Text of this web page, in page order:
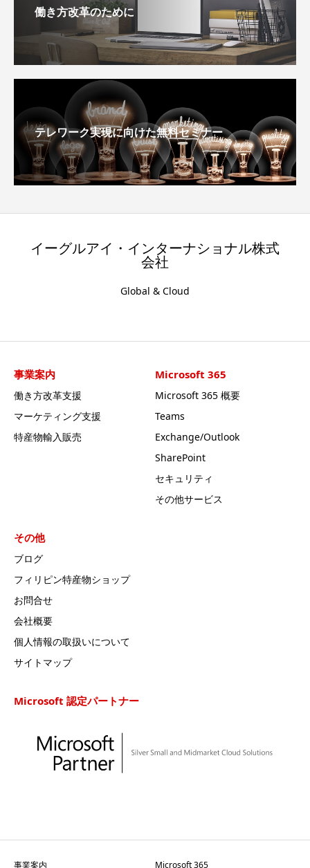
働き方改革のために
テレワーク実現に向けた無料セミナー
イーグルアイ・インターナショナル株式
会社
Global & Cloud
事業案内
働き方改革支援
マーケティング支援
特産物輸入販売
Microsoft 365
Microsoft 365 概要
Teams
Exchange/Outlook
SharePoint
セキュリティ
その他サービス
その他
ブログ
フィリピン特産物ショップ
お問合せ
会社概要
個人情報の取扱いについて
サイトマップ
Microsoft 認定パートナー
事業案内 Microsoft 365